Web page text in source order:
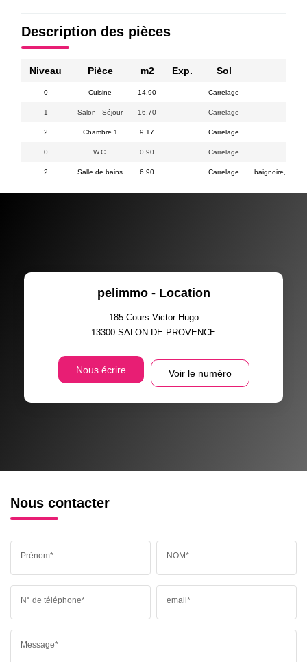
Description des pièces
Niveau Pièce m2 Exp. Sol
0 Cuisine 14,90 Carrelage
1 Salon - Séjour 16,70 Carrelage
2 Chambre 1 9,17 Carrelage
0 W.C. 0,90 Carrelage
2 Salle de bains 6,90 Carrelage baignoire,
pelimmo - Location
185 Cours Victor Hugo
13300 SALON DE PROVENCE
Nous écrire Voir le numéro
Nous contacter
Prénom* NOM*
N° de téléphone* email*
Message*